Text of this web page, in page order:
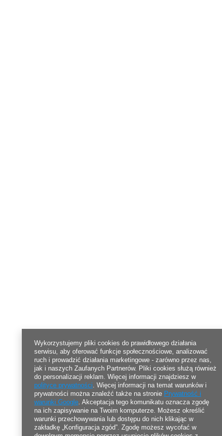
Wykorzystujemy pliki cookies do prawidłowego działania
serwisu, aby oferować funkcje społecznościowe, analizować
ruch i prowadzić działania marketingowe - zarówno przez nas,
jak i naszych Zaufanych Partnerów. Pliki cookies służą również
do personalizacji reklam. Więcej informacji znajdziesz w
polityce prywatności. Więcej informacji na temat warunków i
prywatności można znaleźć także na stronie Prywatność i
warunki Google. Akceptacja tego komunikatu oznacza zgodę
na ich zapisywanie na Twoim komputerze. Możesz określić
warunki przechowywania lub dostępu do nich klikając w
zakładkę „Konfiguracja zgód”. Zgodę możesz wycofać w